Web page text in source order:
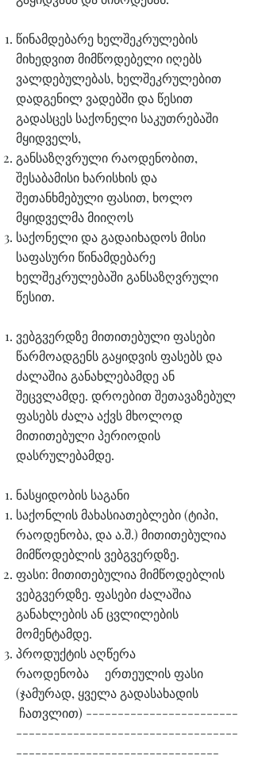
წინამდებარე ხელშეკრულების
მიხედვით მიმწოდებელი იღებს
ვალდებულებას, ხელშეკრულებით
დადგენილ ვადებში და წესით
გადასცეს საქონელი საკუთრებაში
მყიდველს,
განსაზღვრული რაოდენობით,
შესაბამისი ხარისხის და
შეთანხმებული ფასით, ხოლო
მყიდველმა მიიღოს
საქონელი და გადაიხადოს მისი
საფასური წინამდებარე
ხელშეკრულებაში განსაზღვრული
წესით.
ვებგვერდზე მითითებული ფასები
წარმოადგენს გაყიდვის ფასებს და
ძალაშია განახლებამდე ან
შეცვლამდე. დროებით შეთავაზებულ
ფასებს ძალა აქვს მხოლოდ
მითითებული პერიოდის
დასრულებამდე.
ნასყიდობის საგანი
საქონლის მახასიათებლები (ტიპი,
რაოდენობა, და ა.შ.) მითითებულია
მიმწოდებლის ვებგვერდზე.
ფასი: მითითებულია მიმწოდებლის
ვებგვერდზე. ფასები ძალაშია
განახლების ან ცვლილების
მომენტამდე.
პროდუქტის აღწერა
რაოდენობა ერთეულის ფასი
(ჯამურად, ყველა გადასახადის
ჩათვლით) ------------------------
-----------------------------------
--------------------------------